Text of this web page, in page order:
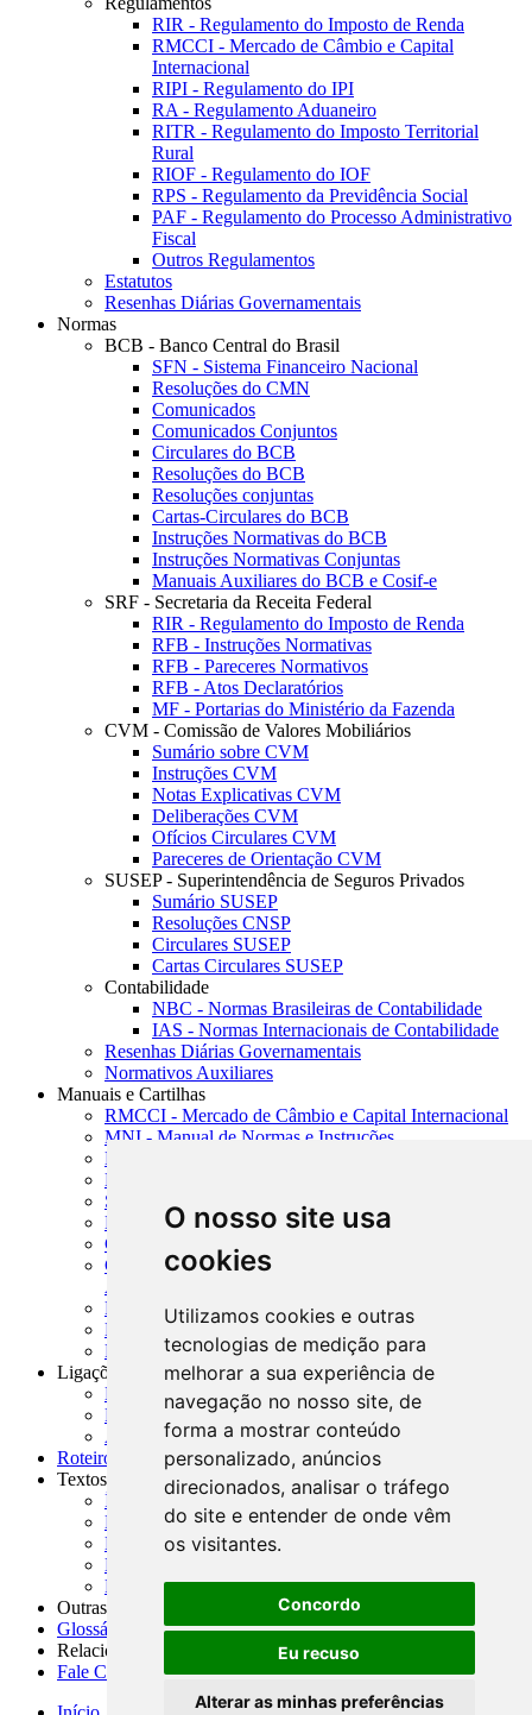
O nosso site usa
cookies
Utilizamos cookies e outras
tecnologias de medição para
melhorar a sua experiência de
navegação no nosso site, de
forma a mostrar conteúdo
personalizado, anúncios
direcionados, analisar o tráfego
do site e entender de onde vêm
os visitantes.
Concordo
Eu recuso
Alterar as minhas preferências
RIR - Regulamento do Imposto de Renda
RMCCI - Mercado de Câmbio e Capital
Internacional
RIPI - Regulamento do IPI
RA - Regulamento Aduaneiro
RITR - Regulamento do Imposto Territorial
Rural
RIOF - Regulamento do IOF
RPS - Regulamento da Previdência Social
PAF - Regulamento do Processo Administrativo
Fiscal
Outros Regulamentos
Estatutos
Resenhas Diárias Governamentais
Normas
BCB - Banco Central do Brasil
SFN - Sistema Financeiro Nacional
Resoluções do CMN
Comunicados
Comunicados Conjuntos
Circulares do BCB
Resoluções do BCB
Resoluções conjuntas
Cartas-Circulares do BCB
Instruções Normativas do BCB
Instruções Normativas Conjuntas
Manuais Auxiliares do BCB e Cosif-e
SRF - Secretaria da Receita Federal
RIR - Regulamento do Imposto de Renda
RFB - Instruções Normativas
RFB - Pareceres Normativos
RFB - Atos Declaratórios
MF - Portarias do Ministério da Fazenda
CVM - Comissão de Valores Mobiliários
Sumário sobre CVM
Instruções CVM
Notas Explicativas CVM
Deliberações CVM
Ofícios Circulares CVM
Pareceres de Orientação CVM
SUSEP - Superintendência de Seguros Privados
Sumário SUSEP
Resoluções CNSP
Circulares SUSEP
Cartas Circulares SUSEP
Contabilidade
NBC - Normas Brasileiras de Contabilidade
IAS - Normas Internacionais de Contabilidade
Resenhas Diárias Governamentais
Normativos Auxiliares
Manuais e Cartilhas
RMCCI - Mercado de Câmbio e Capital Internacional
MNI - Manual de Normas e Instruções
MTVM - Manual de Títulos e Valores Mobiliários
MCR - Manual de Crédito Rural
SISORF - Manual de Organização do SFN
MASUP - Manual de Supervisão Bancária
CADOC - Catálogo de Documentos
CNAE-CONCLA - Classificação Nacional de
Atividades Econômicas
PMF - Cartilhas do BCB
Manuais Auxiliares do BCB e Cosif-e
Resenhas Diárias Governamentais
Ligações Externas
Links Úteis
Presidência da República
Agências Nacionais Reguladoras
Roteiros para Estudos
Textos
Índice de Textos
Editorial
Monografias
Na Imprensa
Fórum de Discussão
Outras ferramentas
Glossário
Relacionamento
Fale Conosco